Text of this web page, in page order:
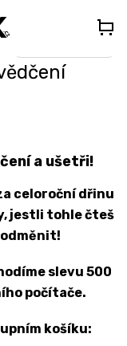
si Kingdom Come:
uveďte „KCDII“
a ušetři!
celoroční dřinu
jestli tohle čteš
odměnit!
slevu 500
počítače.
košíku: